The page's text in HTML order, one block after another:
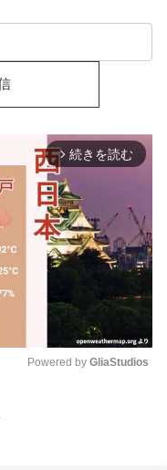
arrow_forward_ios 続きを読む
Powered by GliaStudios